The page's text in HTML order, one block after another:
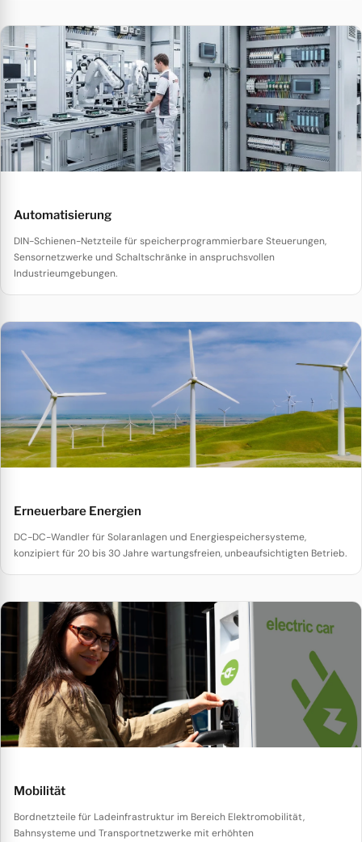
Automatisierung
DIN-Schienen-Netzteile für speicherprogrammierbare Steuerungen,
Sensornetzwerke und Schaltschränke in anspruchsvollen
Industrieumgebungen.
Erneuerbare Energien
DC-DC-Wandler für Solaranlagen und Energiespeichersysteme,
konzipiert für 20 bis 30 Jahre wartungsfreien, unbeaufsichtigten Betrieb.
Mobilität
Bordnetzteile für Ladeinfrastruktur im Bereich Elektromobilität,
Bahnsysteme und Transportnetzwerke mit erhöhten